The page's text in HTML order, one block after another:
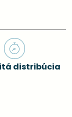
distribúcia